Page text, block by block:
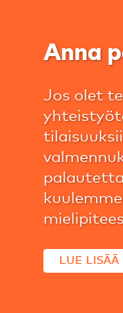
Anna
Jos olet
LUE LISÄÄ